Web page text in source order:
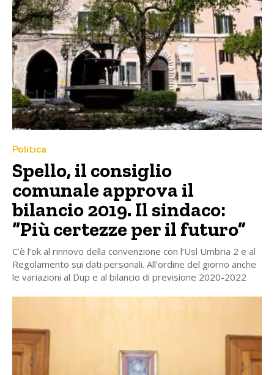
Politica
Spello, il consiglio
comunale approva il
bilancio 2019. Il sindaco:
“Più certezze per il futuro”
C’è l’ok al rinnovo della convenzione con l’Usl Umbria 2 e al
Regolamento sui dati personali. All’ordine del giorno anche
le variazioni al Dup e al bilancio di previsione 2020-2022